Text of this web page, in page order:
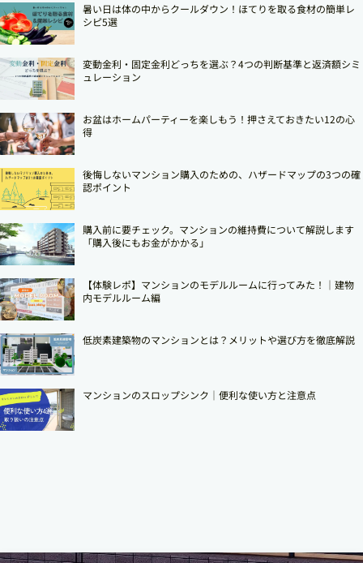
暑い日は体の中からクールダウン！ほてりを取る食材の簡単レ
シピ5選
変動金利・固定金利どっちを選ぶ？4つの判断基準と返済額シミ
ュレーション
お盆はホームパーティーを楽しもう！押さえておきたい12の心
得
後悔しないマンション購入のための、ハザードマップの3つの確
認ポイント
購入前に要チェック。マンションの維持費について解説します
「購入後にもお金がかかる」
【体験レポ】マンションのモデルルームに行ってみた！｜建物
内モデルルーム編
低炭素建築物のマンションとは？メリットや選び方を徹底解説
マンションのスロップシンク│便利な使い方と注意点